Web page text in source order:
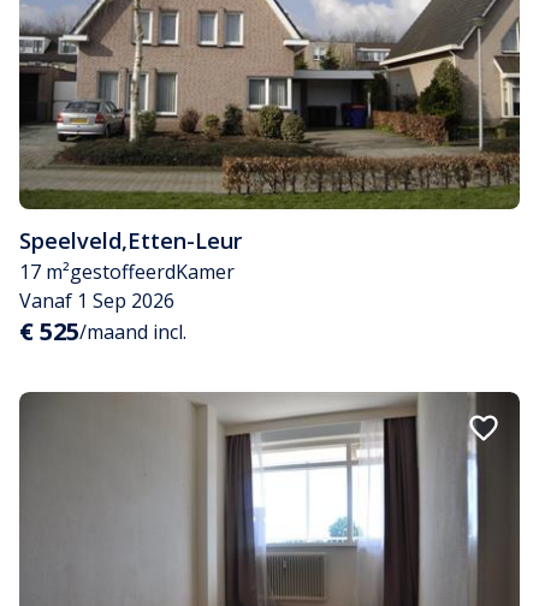
Speelveld,Etten-Leur
17 m²gestoffeerdKamer
Vanaf 1 Sep 2026
€ 525/maand incl.